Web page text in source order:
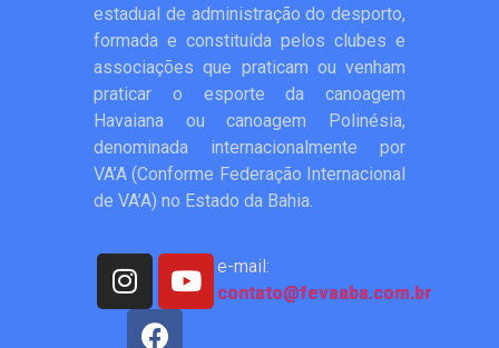
estadual de administração do desporto,
formada e constituída pelos clubes e
associações que praticam ou venham
praticar o esporte da canoagem
Havaiana ou canoagem Polinésia,
denominada internacionalmente por
VA’A (Conforme Federação Internacional
de VA’A) no Estado da Bahia.
e-mail:
contato@fevaaba.com.br